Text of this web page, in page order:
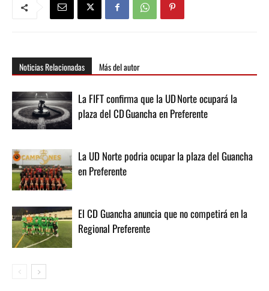
Noticias Relacionadas Más del autor
La FIFT confirma que la UD Norte ocupará la
plaza del CD Guancha en Preferente
La UD Norte podria ocupar la plaza del Guancha
en Preferente
El CD Guancha anuncia que no competirá en la
Regional Preferente